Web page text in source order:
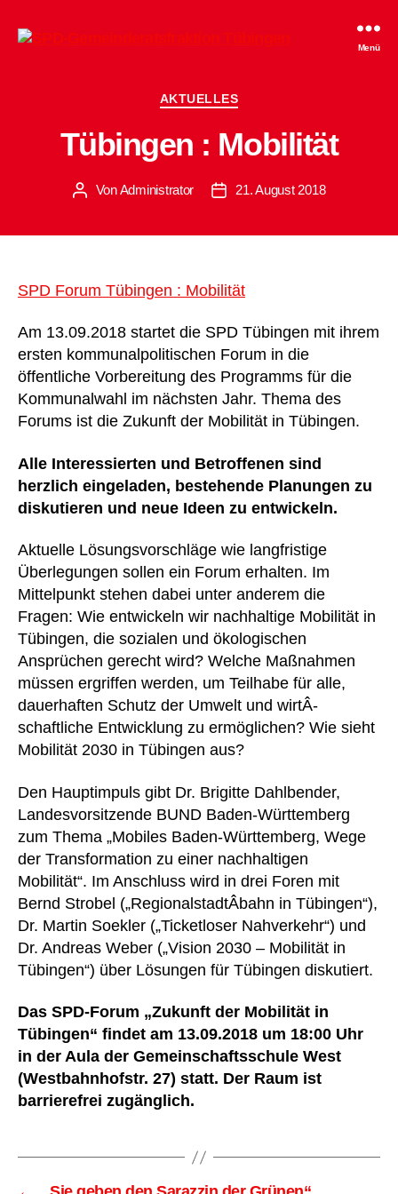
SPD-
Menü
Kategorien
AKTUELLES
Tübingen : Mobilität
Beitragsautor
VonAdministrator Beitragsdatum
21. August 2018
SPD Forum Tübingen : Mobilität
Am 13.09.2018 startet die SPD Tübingen mit ihrem
ersten kommunalpolitischen Forum in die
öffentliche Vorbereitung des Programms für die
Kommunalwahl im nächsten Jahr. Thema des
Forums ist die Zukunft der Mobilität in Tübingen.
Alle Interessierten und Betroffenen sind
herzlich eingeladen, bestehende Planungen zu
diskutieren und neue Ideen zu entwickeln.
Aktuelle Lösungsvorschläge wie langfristige
Überlegungen sollen ein Forum erhalten. Im
Mittelpunkt stehen dabei unter anderem die
Fragen: Wie entwickeln wir nachhaltige Mobilität in
Tübingen, die sozialen und ökologischen
Ansprüchen gerecht wird? Welche Maßnahmen
müssen ergriffen werden, um Teilhabe für alle,
dauerhaften Schutz der Umwelt und wirtÂ­
schaftliche Entwicklung zu ermöglichen? Wie sieht
Mobilität 2030 in Tübingen aus?
Den Hauptimpuls gibt Dr. Brigitte Dahlbender,
Landesvorsitzende BUND Baden-Württemberg
zum Thema „Mobiles Baden-Württemberg, Wege
der Transformation zu einer nachhaltigen
Mobilität“. Im Anschluss wird in drei Foren mit
Bernd Strobel („RegionalstadtÂ­bahn in Tübingen“),
Dr. Martin Soekler („Ticketloser Nahverkehr“) und
Dr. Andreas Weber („Vision 2030 – Mobilität in
Tübingen“) über Lösungen für Tübingen diskutiert.
Das SPD-Forum „Zukunft der Mobilität in
Tübingen“ findet am 13.09.2018 um 18:00 Uhr
in der Aula der Gemeinschaftsschule West
(Westbahnhofstr. 27) statt. Der Raum ist
barrierefrei zugänglich.